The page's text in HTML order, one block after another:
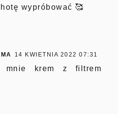
wypróbować 🥰
14 KWIETNIA 2022 07:31
mnie krem z filtrem